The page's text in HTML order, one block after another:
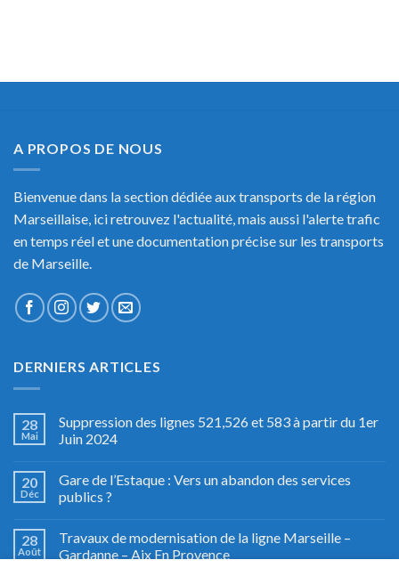
A PROPOS DE NOUS
Bienvenue dans la section dédiée aux transports de la région
Marseillaise, ici retrouvez l'actualité, mais aussi l'alerte trafic
en temps réel et une documentation précise sur les transports
de Marseille.
DERNIERS ARTICLES
28
Mai
Suppression des lignes 521,526 et 583 à partir du 1er
Juin 2024
20
Déc
Gare de l’Estaque : Vers un abandon des services
publics ?
28
Août
Travaux de modernisation de la ligne Marseille –
Gardanne – Aix En Provence